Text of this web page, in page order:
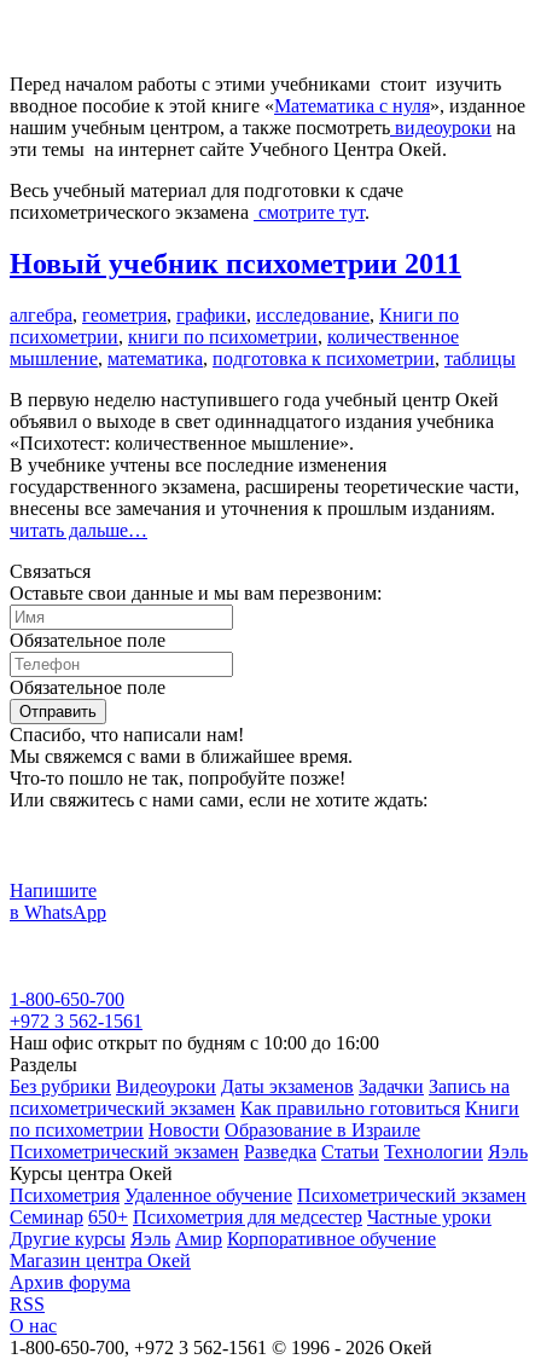
Перед началом работы с этими учебниками стоит изучить
вводное пособие к этой книге «Математика с нуля», изданное
нашим учебным центром, а также пос­мот­реть видеоуроки на
эти темы на интернет сайте Учебного Центра Окей.
Весь учебный материал для подготовки к сдаче
психометрического экзамена смотрите тут.
Новый учебник психометрии 2011
алгебра, геометрия, графики, исследование, Книги по
психометрии, книги по психометрии, количественное
мышление, математика, подготовка к психометрии, таблицы
В первую неделю наступившего года учебный центр Окей
объявил о выходе в свет одиннадцатого издания учебника
«Психотест: количественное мышление».
В учебнике учтены все последние изменения
государственного экзамена, расширены теоретические части,
внесены все замечания и уточнения к прошлым изданиям.
читать дальше…
Связаться
Оставьте свои данные и мы вам перезвоним:
Обязательное поле
Обязательное поле
Отправить
Спасибо, что написали нам!
Мы свяжемся с вами в ближайшее время.
Что-то пошло не так, попробуйте позже!
Или свяжитесь с нами сами, если не хотите ждать:
Напишите
в WhatsApp
1-800-650-700
+972 3 562-1561
Наш офис открыт по будням с 10:00 до 16:00
Разделы
Без рубрики Видеоуроки Даты экзаменов Задачки Запись на
психометрический экзамен Как правильно готовиться Книги
по психометрии Новости Образование в Израиле
Психометрический экзамен Разведка Статьи Технологии Яэль
Курсы центра Окей
Психометрия Удаленное обучение Психометрический экзамен
Семинар 650+ Психометрия для медсестер Частные уроки
Другие курсы Яэль Амир Корпоративное обучение
Магазин центра Окей
Архив форума
RSS
О нас
1-800-650-700, +972 3 562-1561 © 1996 - 2026 Окей